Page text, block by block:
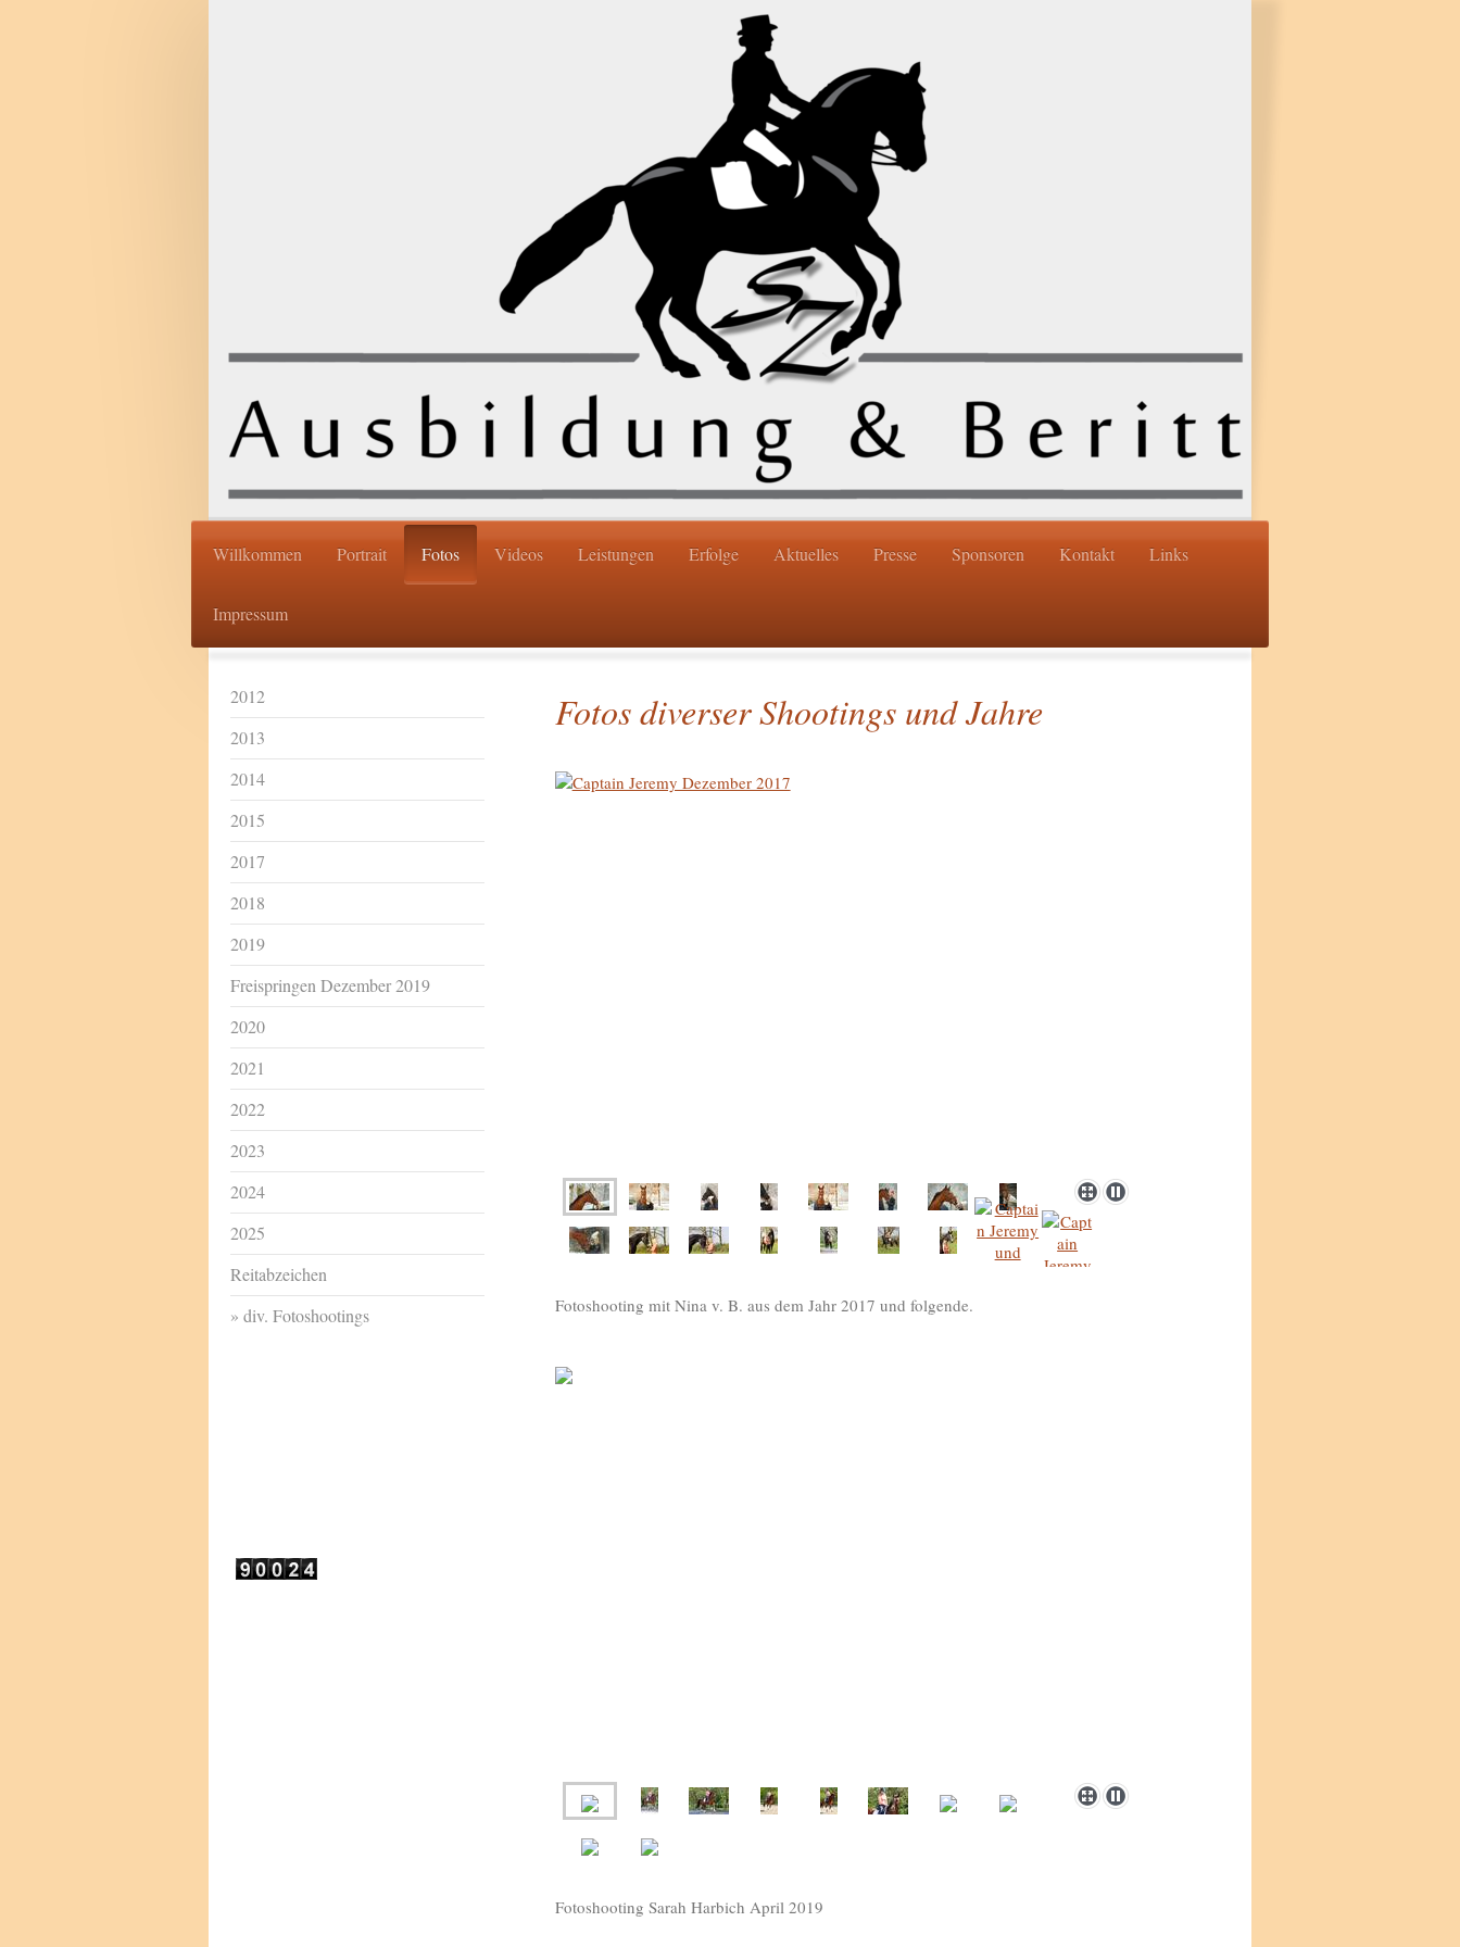
Willkommen Portrait Fotos Videos Leistungen Erfolge Aktuelles Presse Sponsoren Kontakt Links
Impressum
Fotos diverser Shootings und Jahre
Fotoshooting mit Nina v. B. aus dem Jahr 2017 und folgende.
Fotoshooting Sarah Harbich April 2019
2012
2013
2014
2015
2017
2018
2019
Freispringen Dezember 2019
2020
2021
2022
2023
2024
2025
Reitabzeichen
div. Fotoshootings